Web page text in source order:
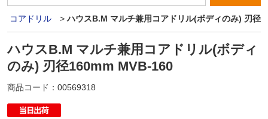
コアドリル >ハウスB.M マルチ兼用コアドリル(ボディのみ) 刃径
ハウスB.M マルチ兼用コアドリル(ボディ
のみ) 刃径160mm MVB-160
商品コード： 00569318